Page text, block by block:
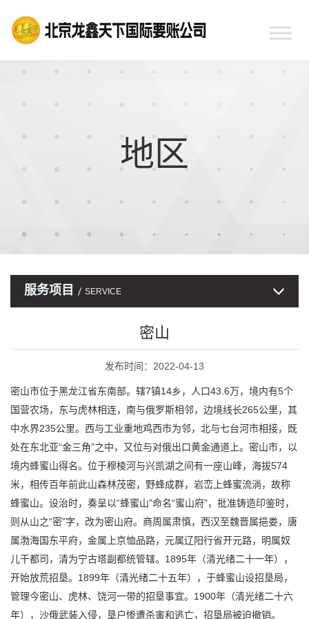
地区
服务项目 SERVICE
密山
发布时间：2022-04-13
密山市位于黑龙江省东南部。辖7镇14乡，人口43.6万，境内有5个
国营农场，东与虎林相连，南与俄罗斯相邻，边境线长265公里，其
中水界235公里。西与工业重地鸡西市为邻，北与七台河市相接，既
处在东北亚“金三角”之中，又位与对俄出口黄金通道上。密山市，以
境内蜂蜜山得名。位于穆棱河与兴凯湖之间有一座山峰，海拔574
米，相传百年前此山森林茂密，野蜂成群，岩峦上蜂蜜流淌，故称
蜂蜜山。设治时，奏呈以“蜂蜜山”命名“蜜山府”，批准铸造印鉴时，
则从山之“密”字，改为密山府。商周属肃慎，西汉至魏晋属挹娄，唐
属渤海国东平府，金属上京恤品路，元属辽阳行省开元路，明属奴
儿干都司，清为宁古塔副都统管辖。1895年（清光绪二十一年），
开始放荒招垦。1899年（清光绪二十五年），于蜂蜜山设招垦局，
管理今密山、虎林、饶河一带的招垦事宜。1900年（清光绪二十六
年），沙俄武装入侵，垦户惨遭杀害和逃亡，招垦局被迫撤销。